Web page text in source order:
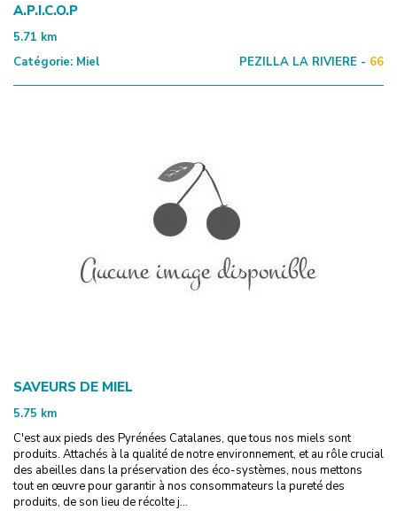
A.P.I.C.O.P
5.71 km
Catégorie: Miel PEZILLA LA RIVIERE - 66
SAVEURS DE MIEL
5.75 km
C'est aux pieds des Pyrénées Catalanes, que tous nos miels sont
produits. Attachés à la qualité de notre environnement, et au rôle crucial
des abeilles dans la préservation des éco-systèmes, nous mettons
tout en œuvre pour garantir à nos consommateurs la pureté des
produits, de son lieu de récolte j...